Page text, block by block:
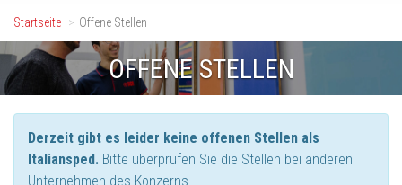
Startseite Offene Stellen
OFFENE STELLEN
Derzeit gibt es leider keine offenen Stellen als
Italiansped. Bitte überprüfen Sie die Stellen bei anderen
Unternehmen des Konzerns.